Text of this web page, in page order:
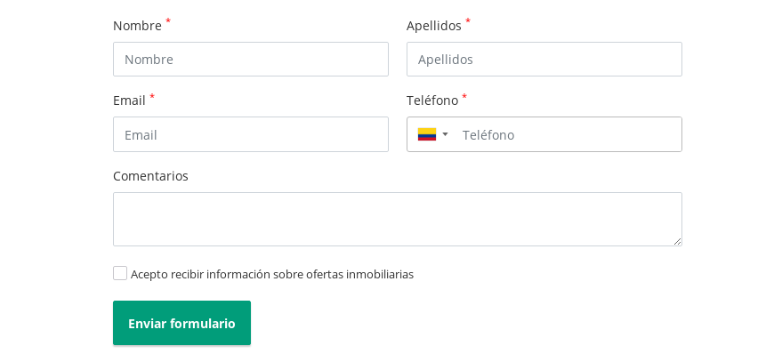
Nombre * Apellidos *
Email * Teléfono *
▼
Comentarios
Acepto recibir información sobre ofertas inmobiliarias
Enviar formulario